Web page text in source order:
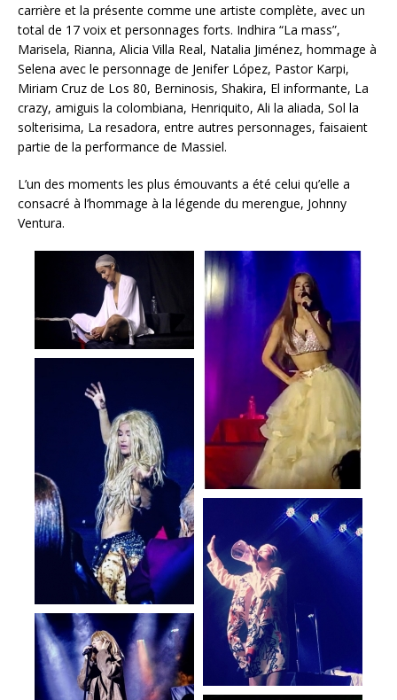
carrière et la présente comme une artiste complète, avec un
total de 17 voix et personnages forts. Indhira “La mass”,
Marisela, Rianna, Alicia Villa Real, Natalia Jiménez, hommage à
Selena avec le personnage de Jenifer López, Pastor Karpi,
Miriam Cruz de Los 80, Berninosis, Shakira, El informante, La
crazy, amiguis la colombiana, Henriquito, Ali la aliada, Sol la
solterisima, La resadora, entre autres personnages, faisaient
partie de la performance de Massiel.
L’un des moments les plus émouvants a été celui qu’elle a
consacré à l’hommage à la légende du merengue, Johnny
Ventura.